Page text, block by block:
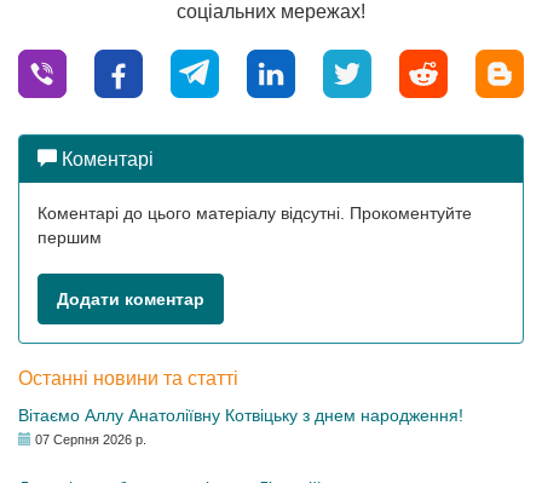
соціальних мережах!
Коментарі
Коментарі до цього матеріалу відсутні. Прокоментуйте
першим
Додати коментар
Останні новини та статті
Вітаємо Аллу Анатоліївну Котвіцьку з днем народження!
07 Серпня 2026 р.